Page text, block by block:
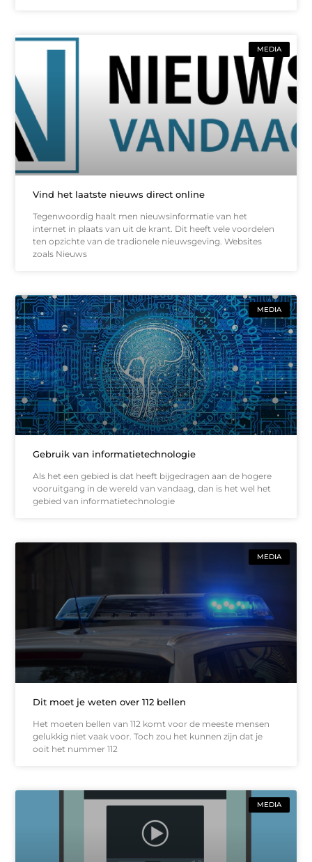
MEDIA
Vind het laatste nieuws direct online
Tegenwoordig haalt men nieuwsinformatie van het
internet in plaats van uit de krant. Dit heeft vele voordelen
ten opzichte van de tradionele nieuwsgeving. Websites
zoals Nieuws
MEDIA
Gebruik van informatietechnologie
Als het een gebied is dat heeft bijgedragen aan de hogere
vooruitgang in de wereld van vandaag, dan is het wel het
gebied van informatietechnologie
MEDIA
Dit moet je weten over 112 bellen
Het moeten bellen van 112 komt voor de meeste mensen
gelukkig niet vaak voor. Toch zou het kunnen zijn dat je
ooit het nummer 112
MEDIA